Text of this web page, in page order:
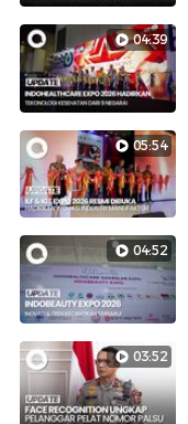
04:39
05:54
04:52
03:52